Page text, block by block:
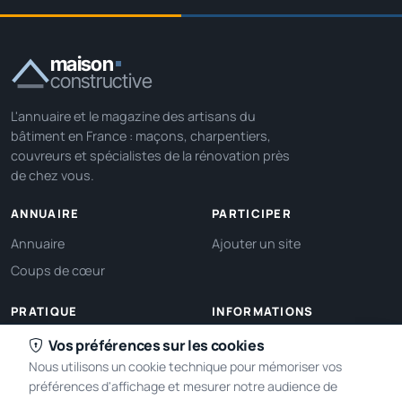
maison
constructive
L'annuaire et le magazine des artisans du
bâtiment en France : maçons, charpentiers,
couvreurs et spécialistes de la rénovation près
de chez vous.
ANNUAIRE
Annuaire
Coups de cœur
PARTICIPER
Ajouter un site
PRATIQUE
Ma localisation
Gérer mes cookies
INFORMATIONS
À propos
Contact
Vos préférences sur les cookies
Nous utilisons un cookie technique pour mémoriser vos
préférences d'affichage et mesurer notre audience de